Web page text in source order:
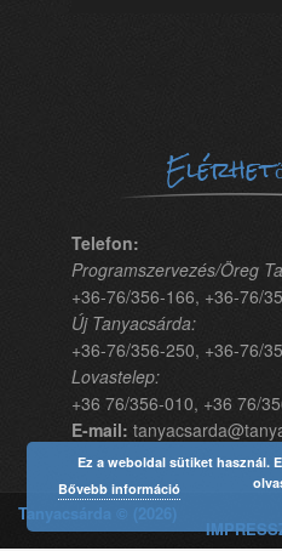
Telefon:
Programszervezés/Öreg
+36-76/356-166, +36-76/
Új Tanyacsárda:
+36-76/356-250, +36-76/
Lovastelep:
+36 76/356-010, +36 76/
E-mail:
Tanyacsárda © (2026)
Ez a weboldal sütiket használ.
Bővebb információ